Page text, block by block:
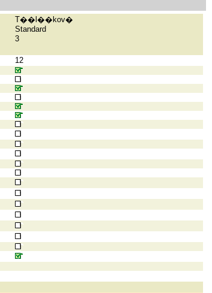
T��l��kov�
Standard
3
12